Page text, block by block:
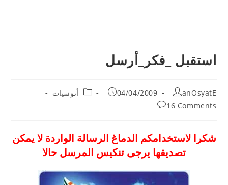
استقبل _فكر_أرسل
Post
author:
anOsyatE
Post
published:
04/04/2009
Postأنوسيات
Post
16 Comments
شكرا لاستخدامكم الدماغ الرسالة الواردة لا يمكن
تصديقها يرجى تنكيس المرسل حال